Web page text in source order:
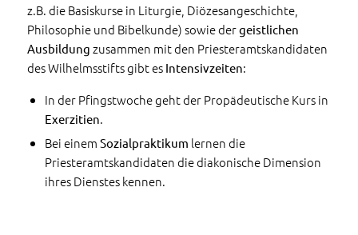
z.B. die Basiskurse in Liturgie, Diözesangeschichte,
Philosophie und Bibelkunde) sowie dergeistlichen
Ausbildung zusammen mit den Priesteramtskandidaten
des Wilhelmsstifts gibt es Intensivzeiten:
In der Pfingstwoche geht der Propädeutische Kurs in
Exerzitien.
Bei einem Sozialpraktikum lernen die
Priesteramtskandidaten die diakonische Dimension
ihres Dienstes kennen.